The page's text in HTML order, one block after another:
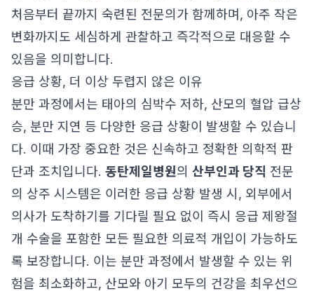
처음부터 끝까지 숙련된 전문의가 함께하며, 아주 작은
변화까지도 세심하게 관찰하고 즉각적으로 대응할 수
있음을 의미합니다.
응급 상황, 더 이상 두렵지 않은 이유
분만 과정에서는 태아의 심박수 저하, 산모의 혈압 급상
승, 분만 지연 등 다양한 응급 상황이 발생할 수 있습니
다. 이때 가장 중요한 것은 신속하고 정확한 의학적 판
단과 조치입니다. 동탄제일병원의 산부인과 당직 전문
의 상주 시스템은 이러한 응급 상황 발생 시, 외부에서
의사가 도착하기를 기다릴 필요 없이 즉시 응급 제왕절
개 수술을 포함한 모든 필요한 의료적 개입이 가능하도
록 보장합니다. 이는 분만 과정에서 발생할 수 있는 위
험을 최소화하고, 산모와 아기 모두의 건강을 최우선으